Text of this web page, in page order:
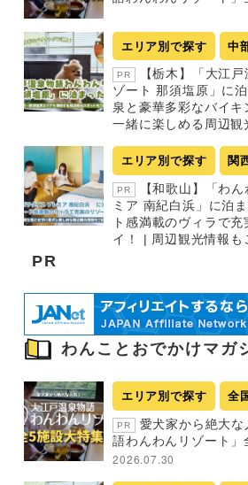
エリア別で探す 中
PR
【栃木】「大江
ゾート 那須塩原」に
泉と豪華多彩なバイ
一緒に楽しめる周辺観
エリア別で探す 関
PR
【和歌山】「わ
ミア 南紀白浜」に泊
ト感満載のヴィラで
イ！ | 周辺観光情報も
PR
わんことおでかけマガ
エリア別で探す 全
PR
愛犬家から絶大
語わんわんリゾート」
2026.07.30